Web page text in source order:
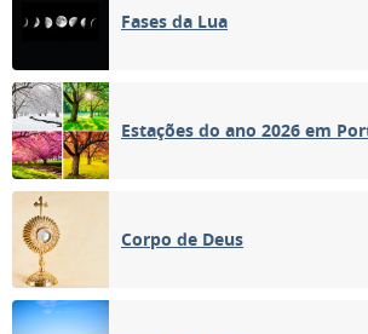
Fases da Lua
Estações do ano 2026 em
Corpo de Deus